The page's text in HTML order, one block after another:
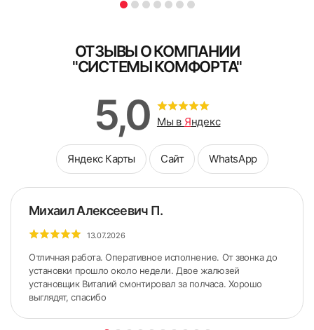
ОТЗЫВЫ О КОМПАНИИ
"СИСТЕМЫ КОМФОРТА"
5,0 Мы в Яндекс
Яндекс Карты Сайт WhatsApp
Михаил Алексеевич П.
13.07.2026
Отличная работа. Оперативное исполнение. От звонка до
установки прошло около недели. Двое жалюзей
установщик Виталий смонтировал за полчаса. Хорошо
выглядят, спасибо